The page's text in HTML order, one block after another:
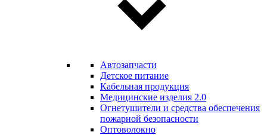
Автозапчасти
Детское питание
Кабельная продукция
Медицинские изделия 2.0
Огнетушители и средства обеспечения
пожарной безопасности
Оптоволокно